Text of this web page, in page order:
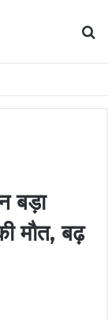
बड़ा
मौत, बढ़